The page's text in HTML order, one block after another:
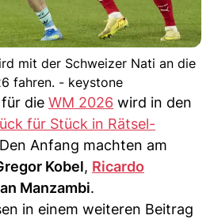
mit der Schweizer Nati an die
fahren. - keystone
die WM 2026 wird in den
für Stück in Rätsel-
Anfang machten am
Kobel, Ricardo
Manzambi.
in einem weiteren Beitrag